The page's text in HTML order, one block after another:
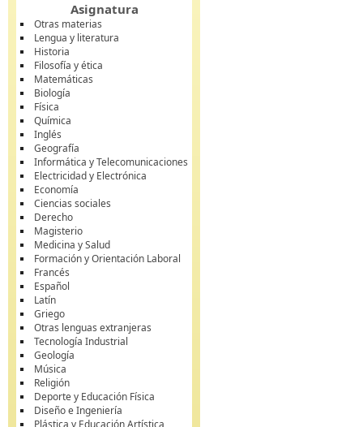
Asignatura
Otras materias
Lengua y literatura
Historia
Filosofía y ética
Matemáticas
Biología
Física
Química
Inglés
Geografía
Informática y Telecomunicaciones
Electricidad y Electrónica
Economía
Ciencias sociales
Derecho
Magisterio
Medicina y Salud
Formación y Orientación Laboral
Francés
Español
Latín
Griego
Otras lenguas extranjeras
Tecnología Industrial
Geología
Música
Religión
Deporte y Educación Física
Diseño e Ingeniería
Plástica y Educación Artística